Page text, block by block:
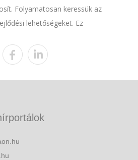
Folyamatosan keressük az
lehetőségeket. Ez